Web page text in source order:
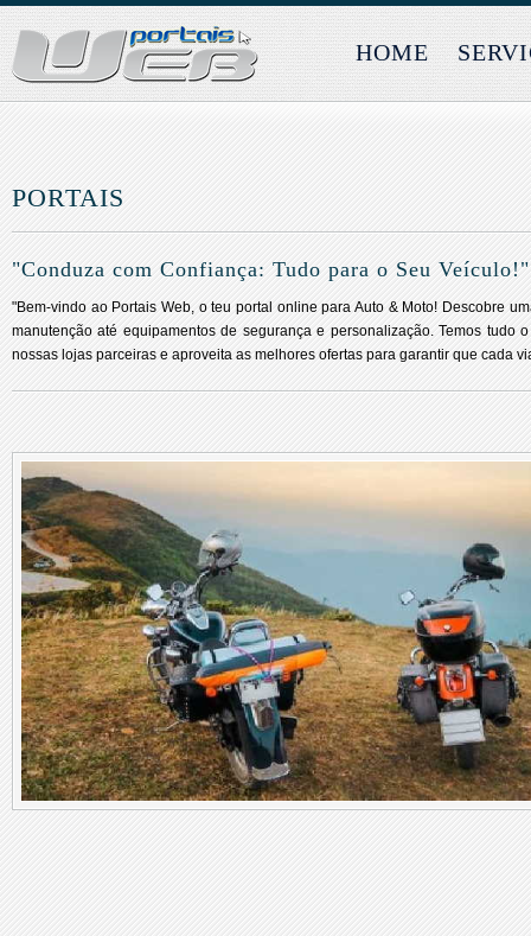
HOME
PORTAIS
"Conduza com Confiança: Tudo para o Seu Veículo!"
"Bem-vindo ao Portais Web, o teu portal online para Auto & Moto! Descobre
manutenção até equipamentos de segurança e personalização. Temos
nossas lojas parceiras e aproveita as melhores ofertas para garantir que cada